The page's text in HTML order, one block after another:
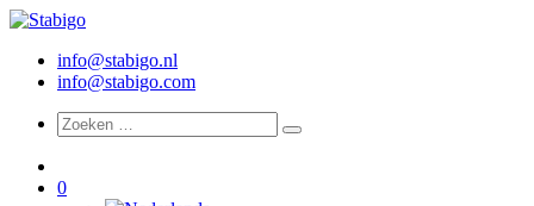
info@stabigo.nl
info@stabigo.com
0